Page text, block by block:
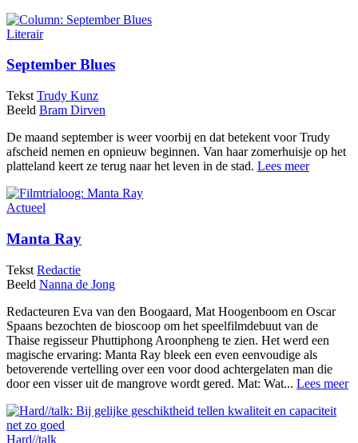
Literair
September Blues
Tekst Trudy Kunz
Beeld Bram Dirven
De maand september is weer voorbij en dat betekent voor Trudy
afscheid nemen en opnieuw beginnen. Van haar zomerhuisje op het
platteland keert ze terug naar het leven in de stad. Lees meer
Actueel
Manta Ray
Tekst Redactie
Beeld Nanna de Jong
Redacteuren Eva van den Boogaard, Mat Hoogenboom en Oscar
Spaans bezochten de bioscoop om het speelfilmdebuut van de
Thaise regisseur Phuttiphong Aroonpheng te zien. Het werd een
magische ervaring: Manta Ray bleek een even eenvoudige als
betoverende vertelling over een voor dood achtergelaten man die
door een visser uit de mangrove wordt gered. Mat: Wat... Lees meer
Hard//talk